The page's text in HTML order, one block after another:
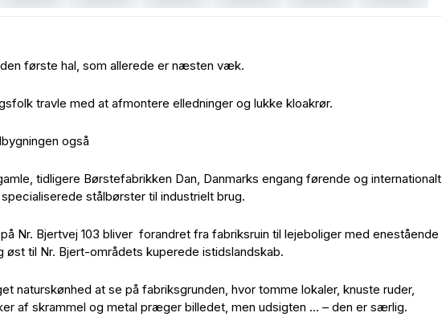
første hal, som allerede er næsten væk.
travle med at afmontere elledninger og lukke kloakrør.
også
tidligere Børstefabrikken Dan, Danmarks engang førende og internationalt
stålbørster til industrielt brug.
Nr. Bjertvej 103 bliver forandret fra fabriksruin til lejeboliger med enestående
øst til Nr. Bjert-områdets kuperede istidslandskab.
naturskønhed at se på fabriksgrunden, hvor tomme lokaler, knuste ruder,
af skrammel og metal præger billedet, men udsigten … – den er særlig.